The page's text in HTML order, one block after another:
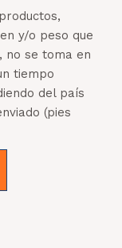
y/o peso que
no se toma en
tiempo
del país
(pies